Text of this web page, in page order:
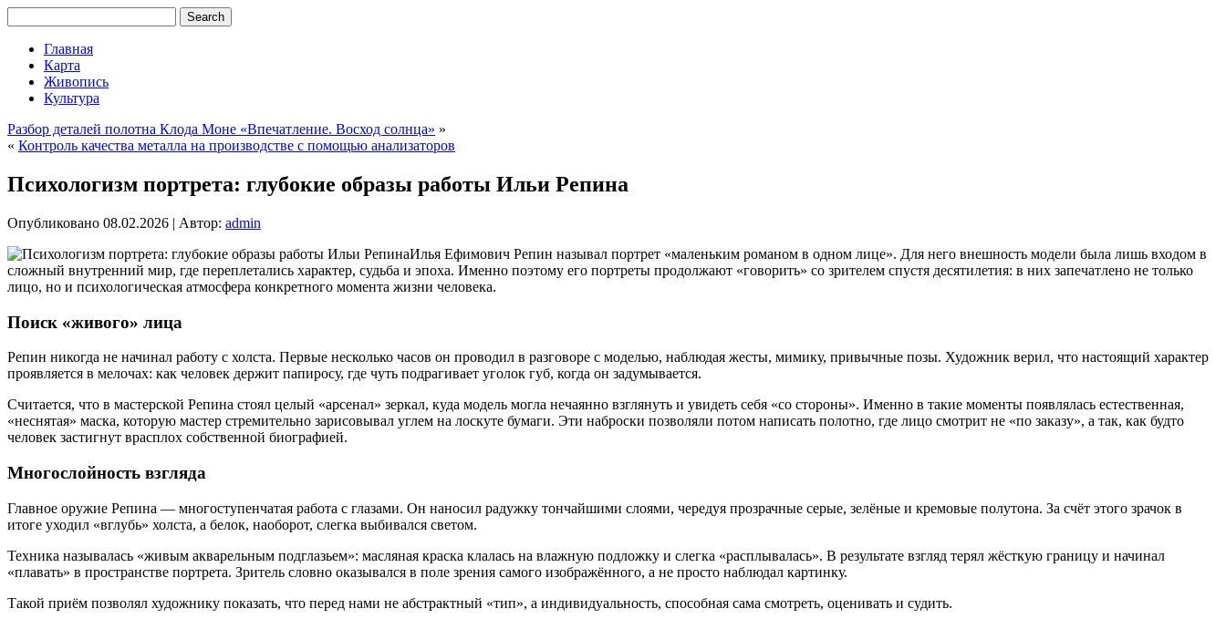
Главная
Карта
Живопись
Культура
Разбор деталей полотна Клода Моне «Впечатление. Восход солнца» »
« Контроль качества металла на производстве с помощью анализаторов
Психологизм портрета: глубокие образы работы Ильи Репина
Опубликовано 08.02.2026 | Автор: admin
Илья Ефимович Репин называл портрет «маленьким романом в одном лице». Для него внешность модели была лишь входом в
сложный внутренний мир, где переплетались характер, судьба и эпоха. Именно поэтому его портреты продолжают «говорить» со зрителем спустя десятилетия: в них запечатлено не только
лицо, но и психологическая атмосфера конкретного момента жизни человека.
Поиск «живого» лица
Репин никогда не начинал работу с холста. Первые несколько часов он проводил в разговоре с моделью, наблюдая жесты, мимику, привычные позы. Художник верил, что настоящий характер
проявляется в мелочах: как человек держит папиросу, где чуть подрагивает уголок губ, когда он задумывается.
Считается, что в мастерской Репина стоял целый «арсенал» зеркал, куда модель могла нечаянно взглянуть и увидеть себя «со стороны». Именно в такие моменты появлялась естественная,
«неснятая» маска, которую мастер стремительно зарисовывал углем на лоскуте бумаги. Эти наброски позволяли потом написать полотно, где лицо смотрит не «по заказу», а так, как будто
человек застигнут врасплох собственной биографией.
Многослойность взгляда
Главное оружие Репина — многоступенчатая работа с глазами. Он наносил радужку тончайшими слоями, чередуя прозрачные серые, зелёные и кремовые полутона. За счёт этого зрачок в
итоге уходил «вглубь» холста, а белок, наоборот, слегка выбивался светом.
Техника называлась «живым акварельным подглазьем»: масляная краска клалась на влажную подложку и слегка «расплывалась». В результате взгляд терял жёсткую границу и начинал
«плавать» в пространстве портрета. Зритель словно оказывался в поле зрения самого изображённого, а не просто наблюдал картинку.
Такой приём позволял художнику показать, что перед нами не абстрактный «тип», а индивидуальность, способная сама смотреть, оценивать и судить.